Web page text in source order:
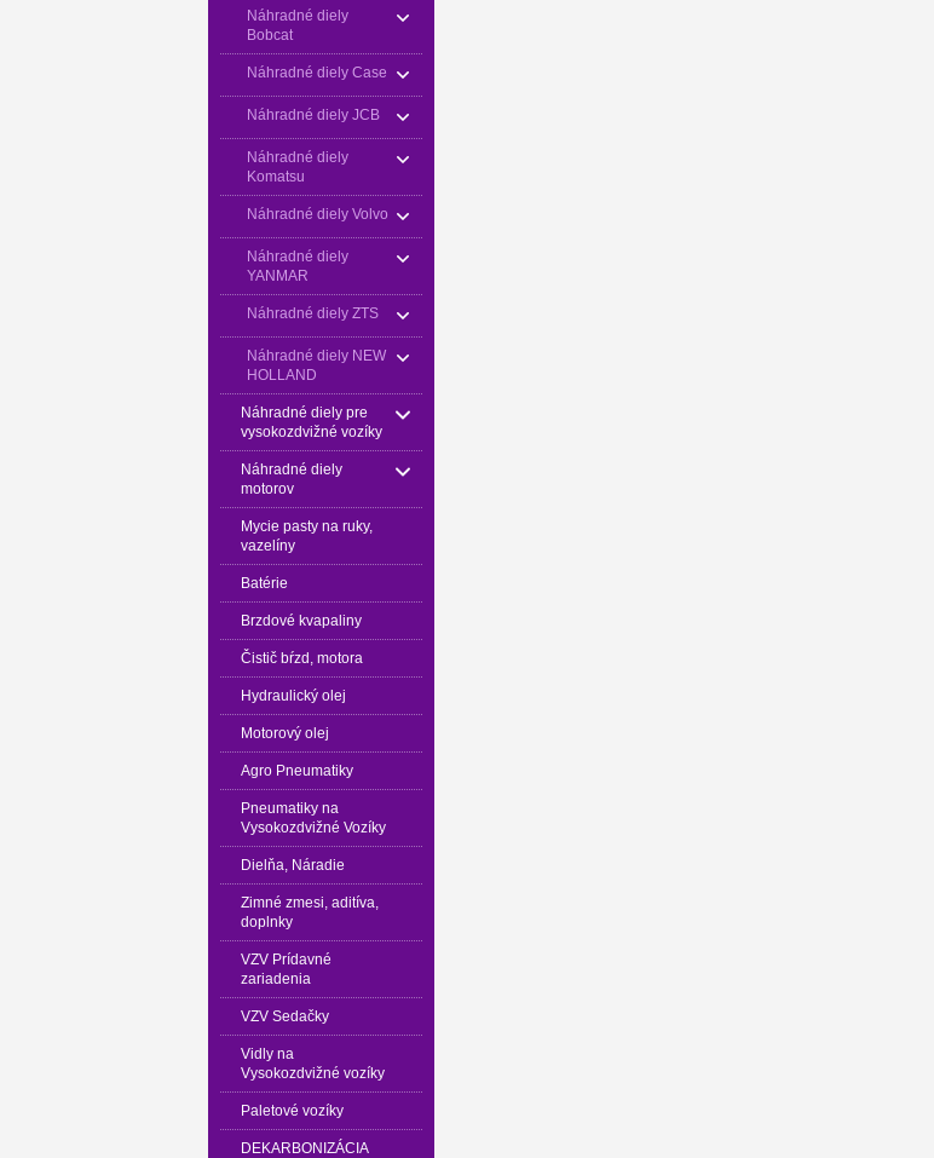
Náhradné diely
Bobcat
Náhradné diely Case
Náhradné diely JCB
Náhradné diely
Komatsu
Náhradné diely Volvo
Náhradné diely
YANMAR
Náhradné diely ZTS
Náhradné diely NEW
HOLLAND
Náhradné diely pre
vysokozdvižné vozíky
Náhradné diely
motorov
Mycie pasty na ruky,
vazelíny
Batérie
Brzdové kvapaliny
Čistič bŕzd, motora
Hydraulický olej
Motorový olej
Agro Pneumatiky
Pneumatiky na
Vysokozdvižné Vozíky
Dielňa, Náradie
Zimné zmesi, aditíva,
doplnky
VZV Prídavné
zariadenia
VZV Sedačky
Vidly na
Vysokozdvižné vozíky
Paletové vozíky
DEKARBONIZÁCIA